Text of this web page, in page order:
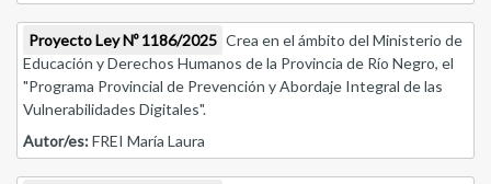
Proyecto Ley Nº 1186/2025 Crea en el ámbito del Ministerio de
Educación y Derechos Humanos de la Provincia de Río Negro, el
"Programa Provincial de Prevención y Abordaje Integral de las
Vulnerabilidades Digitales".
Autor/es:FREI María Laura